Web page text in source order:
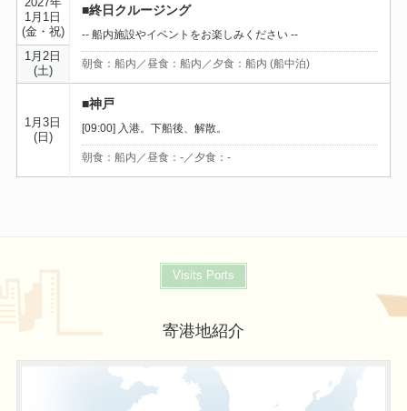
1月1日
(金・祝)
■終日クルージング
-- 船内施設やイベントをお楽しみください --
朝食：船内／昼食：船内／夕食：船内 (船中泊)
1月2日
(土)
1月3日
(日)
■神戸
[09:00] 入港。下船後、解散。
朝食：船内／昼食：-／夕食：-
Visits Ports
寄港地紹介